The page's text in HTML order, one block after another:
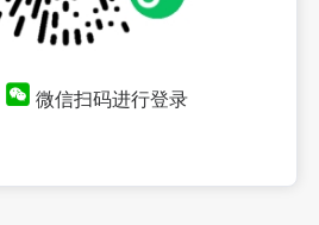
微信扫码进行登录